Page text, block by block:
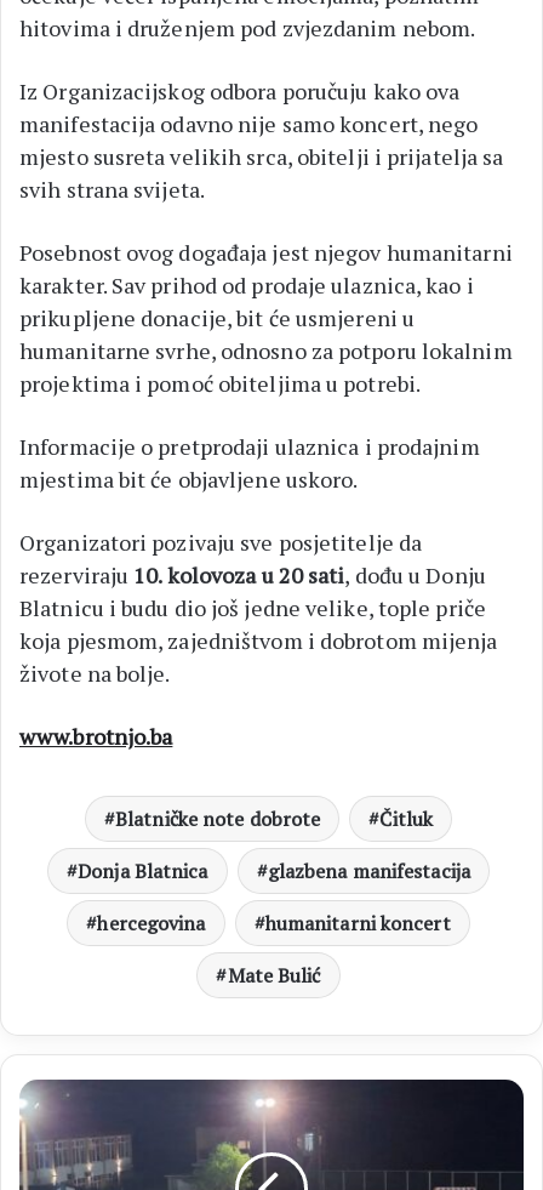
hitovima i druženjem pod zvjezdanim nebom.
Iz Organizacijskog odbora poručuju kako ova
manifestacija odavno nije samo koncert, nego
mjesto susreta velikih srca, obitelji i prijatelja sa
svih strana svijeta.
Posebnost ovog događaja jest njegov humanitarni
karakter. Sav prihod od prodaje ulaznica, kao i
prikupljene donacije, bit će usmjereni u
humanitarne svrhe, odnosno za potporu lokalnim
projektima i pomoć obiteljima u potrebi.
Informacije o pretprodaji ulaznica i prodajnim
mjestima bit će objavljene uskoro.
Organizatori pozivaju sve posjetitelje da
rezerviraju 10. kolovoza u 20 sati, dođu u Donju
Blatnicu i budu dio još jedne velike, tople priče
koja pjesmom, zajedništvom i dobrotom mijenja
živote na bolje.
www.brotnjo.ba
Blatničke note dobrote
Čitluk
Donja Blatnica
glazbena manifestacija
hercegovina
humanitarni koncert
Mate Bulić
Otvorene
prijave
za
Futsal